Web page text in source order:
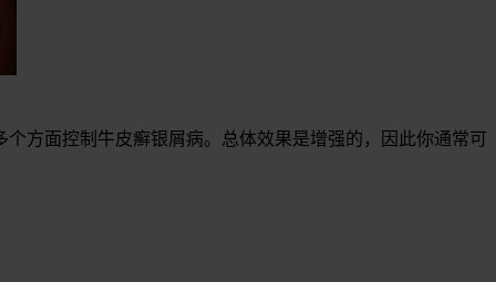
方面控制牛皮癣银屑病。总体效果是增强的，因此你通常可